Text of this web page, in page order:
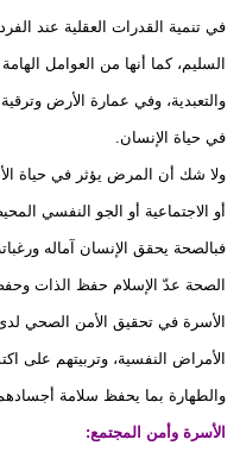
في تنمية القدرات العقلية عند
السليم، كما أنها من العوامل
والتعبدية، وفي عمارة الأرض
في حياة الإنسان.
ولا شك أن المرض يؤثر في حياة
أو الاجتماعية أو الجو النفسي
فبالصحة يحقق الإنسان آماله
الصحة عدّ الإسلام حفظ الذات
الأسرة في تحقيق الأمن الصحي
الأمراض النفسية، وتربيتهم على
والطهارة بما يحفظ سلامة
الأسرة وأمن المجتمع: